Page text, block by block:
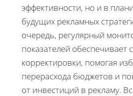
эффективности, но и в
будущих рекламных
очередь, регулярный
показателей обеспечивает
корректировки, помогая
перерасхода бюджетов и
от инвестиций в рекламу.